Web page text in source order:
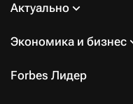
Актуально
Экономика и бизнес
Forbes Лидер